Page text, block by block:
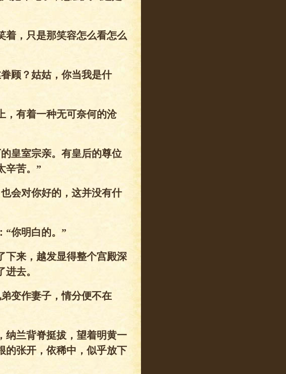
着，只是那笑容怎么看怎么
顾？姑姑，你当我是什
，有着一种无可奈何的沧
皇室宗亲。有皇后的尊位
辛苦。”
会对你好的，这并没有什
“你明白的。”
下来，越发显得整个宫殿深
去。
变作妻子，情分便不在
纳兰背脊挺拔，望着明黄一
的张开，依稀中，似乎放下